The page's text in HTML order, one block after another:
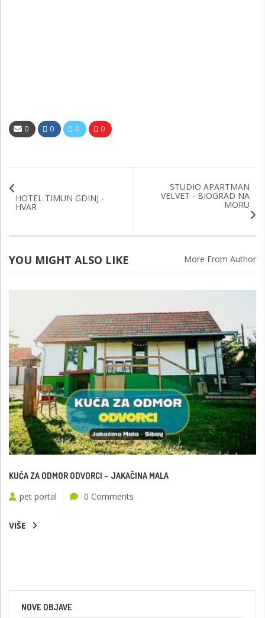
0 0 0 0
HOTEL TIMUN GDINJ -
HVAR
STUDIO APARTMAN
VELVET - BIOGRAD NA
MORU
YOU MIGHT ALSO LIKE More From Author
KUĆA ZA ODMOR ODVORCI – JAKAČINA MALA
pet portal 0 Comments
VIŠE
NOVE OBJAVE